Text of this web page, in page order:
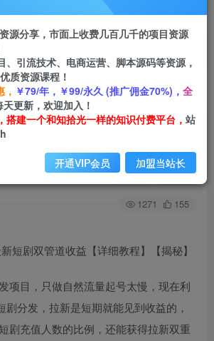
免费 正文
新短剧双管道收益【详细教程】
关注 私信
1271 155
项目，只做自然流量起号太慢，现在利
剧分发，拉新是短期就能见到收益的，
剧充值人数的比例，还能获得拉新双重
源分享，市面上收费几百几千的项目资源
、引流技术、电商运营、脚本源码等资源，
质资源课程！
￥79/年，￥99/永久 (推广佣金70%)， 全
天更新，欢迎加入！
搭建一个和知拾光一样的知识付费平台， 站
开通VIP会员 加盟当站长